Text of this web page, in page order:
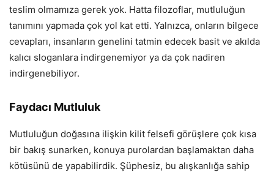
teslim olmamıza gerek yok. Hatta filozoflar, mutluluğun
tanımını yapmada çok yol kat etti. Yalnızca, onların bilgece
cevapları, insanların genelini tatmin edecek basit ve akılda
kalıcı sloganlara indirgenemiyor ya da çok nadiren
indirgenebiliyor.
Faydacı Mutluluk
Mutluluğun doğasına ilişkin kilit felsefi görüşlere çok kısa
bir bakış sunarken, konuya purolardan başlamaktan daha
kötüsünü de yapabilirdik. Şüphesiz, bu alışkanlığa sahip